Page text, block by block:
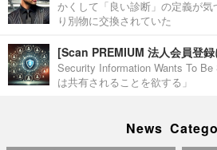
かくして「良い診断」の定義が
り別物に交換されていた
[Scan PREMIUM 法人会員登
Security Information Wants To
は共有されることを欲する」
News